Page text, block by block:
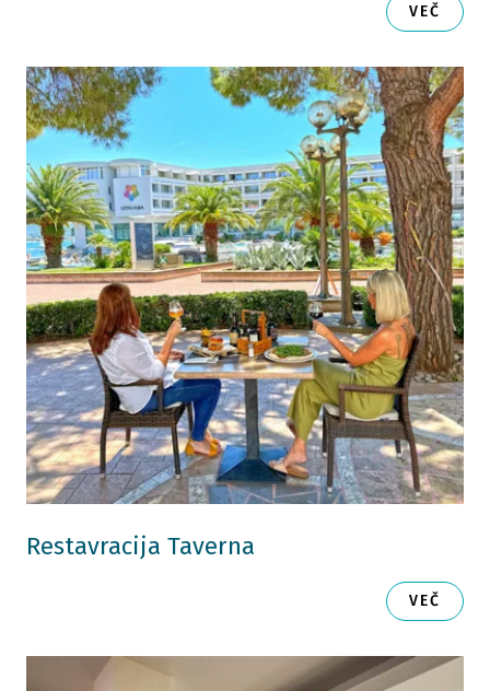
VEČ
Restavracija Taverna
VEČ